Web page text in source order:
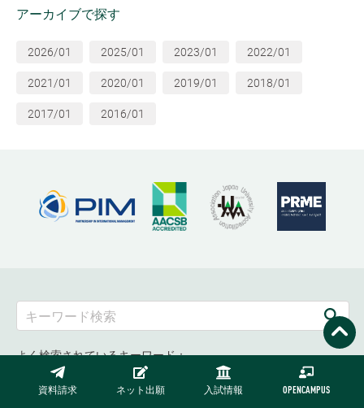
資料請求 ネット出願 入試情報 OPENCAMPUS
アーカイブで探す
2026/01 2025/01 2023/01 2022/01
2021/01 2020/01 2019/01 2018/01
2017/01 2016/01
よく検索されているキーワード：